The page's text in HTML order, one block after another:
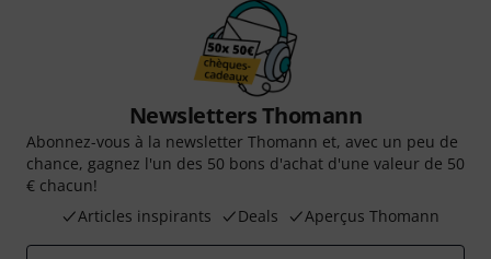
Newsletters Thomann
Abonnez-vous à la newsletter Thomann et, avec un peu de
chance, gagnez l'un des 50 bons d'achat d'une valeur de 50
€ chacun!
Articles inspirants
Deals Aperçus Thomann